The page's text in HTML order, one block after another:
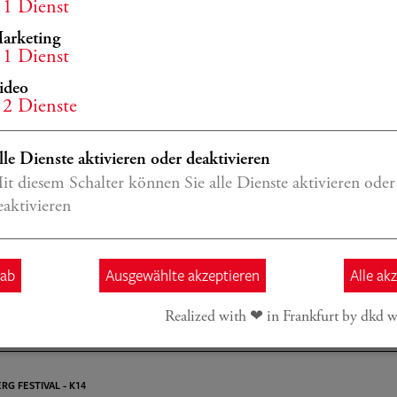
Commander of the British Empire
und wurde im Jahr 2013 in die
nur zwei Cellisten, denen diese Ehre noch
die Wigmore Hall Gold Medal verliehen. Die
de Corberon (Nelsova) Stradivarius
Academy of Music zur Verfügung gestellt
FESTIVAL - K14
1 Dienst
1 Dienst
2 Dienste
Dienste aktivieren oder deaktivieren
diesem Schalter können Sie alle Dienste aktivieren oder
Ausgewählte akzeptieren Alle
Realized with ❤︎ in Frankfurt by dkd